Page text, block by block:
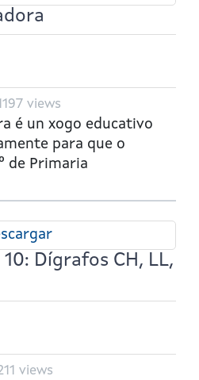
views
é un xogo educativo
para que o
de Primaria
Dígrafos CH, LL,
views